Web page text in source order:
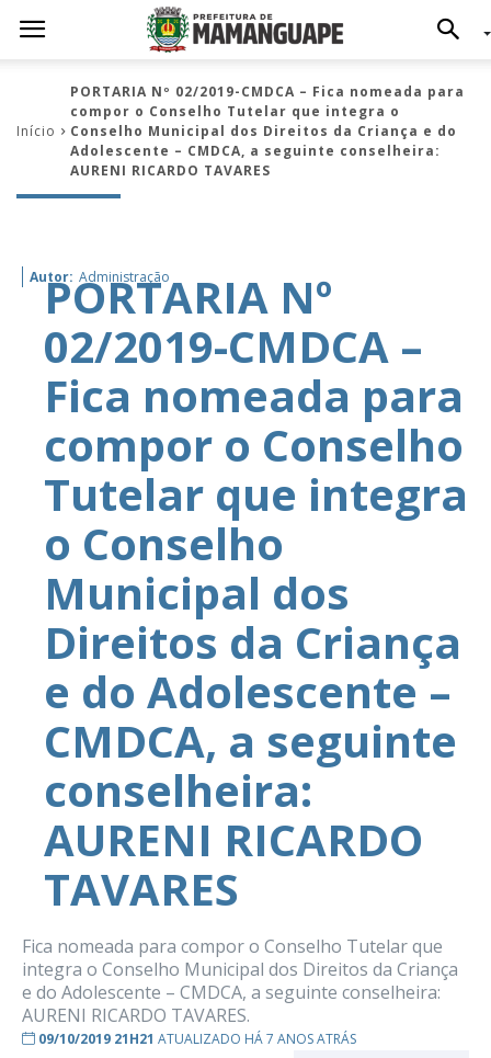
Início
PORTARIA Nº 02/2019-CMDCA – Fica nomeada para
compor o Conselho Tutelar que integra o
Conselho Municipal dos Direitos da Criança e do
Adolescente – CMDCA, a seguinte conselheira:
AURENI RICARDO TAVARES
Autor: Administração
PORTARIA Nº
02/2019-CMDCA –
Fica nomeada para
compor o Conselho
Tutelar que integra
o Conselho
Municipal dos
Direitos da Criança
e do Adolescente –
CMDCA, a seguinte
conselheira:
AURENI RICARDO
TAVARES
Fica nomeada para compor o Conselho Tutelar que
integra o Conselho Municipal dos Direitos da Criança
e do Adolescente – CMDCA, a seguinte conselheira:
AURENI RICARDO TAVARES.
09/10/2019 21H21 ATUALIZADO HÁ 7 ANOS ATRÁS